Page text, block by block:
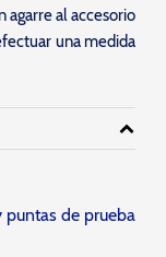
agarre al accesorio
una medida
puntas de prueba